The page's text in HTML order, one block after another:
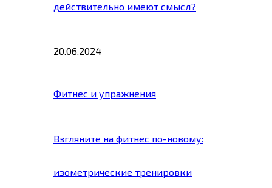
действительно имеют смысл?
20.06.2024
Фитнес и упражнения
Взгляните на фитнес по-новому:
изометрические тренировки